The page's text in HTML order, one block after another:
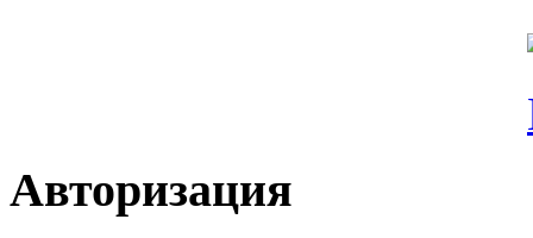
Авторизация